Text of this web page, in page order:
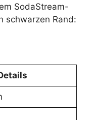
SodaStream-
schwarzen Rand: